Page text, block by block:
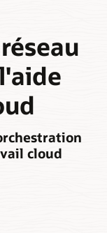
cloud